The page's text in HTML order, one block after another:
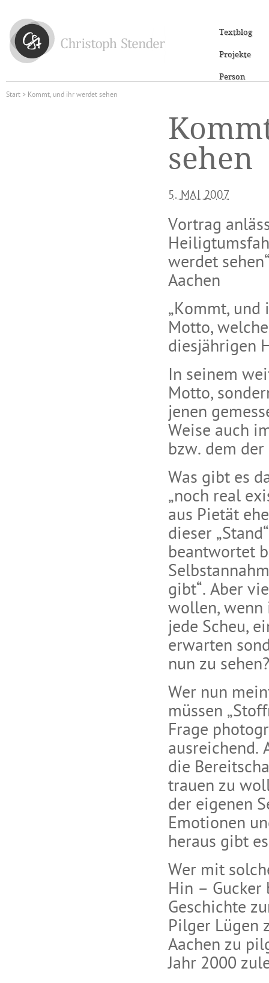
Textblog
Projekte
Person
Start> Kommt, und ihr werdet sehen
sehen
5. MAI 2007
Vortrag
werdet
Aachen
„Kommt, und
Motto,
diesjährigen
In seinem
Motto,
jenen
Weise auch
bzw. dem
Was gibt es
„noch real
aus Pietät
dieser
beantwortet
gibt“. Aber
wollen, wenn
jede Scheu,
erwarten
nun zu
Wer nun
müssen
Frage
ausreichend.
die
trauen zu
der eigenen
Emotionen
heraus gibt
Wer mit
Hin –
Geschichte
Pilger Lügen
Aachen zu
Jahr 2000